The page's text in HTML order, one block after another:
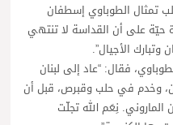
تمثال الطوباوي إسطفان
على أن القداسة لا تنتهي
وتبارك الأجيال”.
فقال: “عاد إلى لبنان
وخدم في حلب وقبرص، قبل أن
الماروني. نِعَم الله تجلّت